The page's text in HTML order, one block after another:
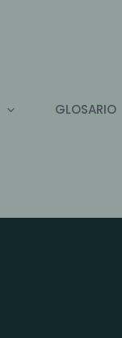
GLOSARIO